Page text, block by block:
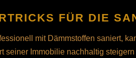
FÜR DIE
mit Dämmstoffen saniert,
seiner Immobilie nachhaltig